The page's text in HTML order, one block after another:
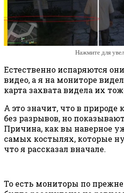
Нажмите для
Естественно испаряются
видео, а я на мониторе
карта захвата видела их
А это значит, что в
без разрывов, но
Причина, как вы наверное
самых костылях, которые
что я рассказал вначале.
То есть мониторы по